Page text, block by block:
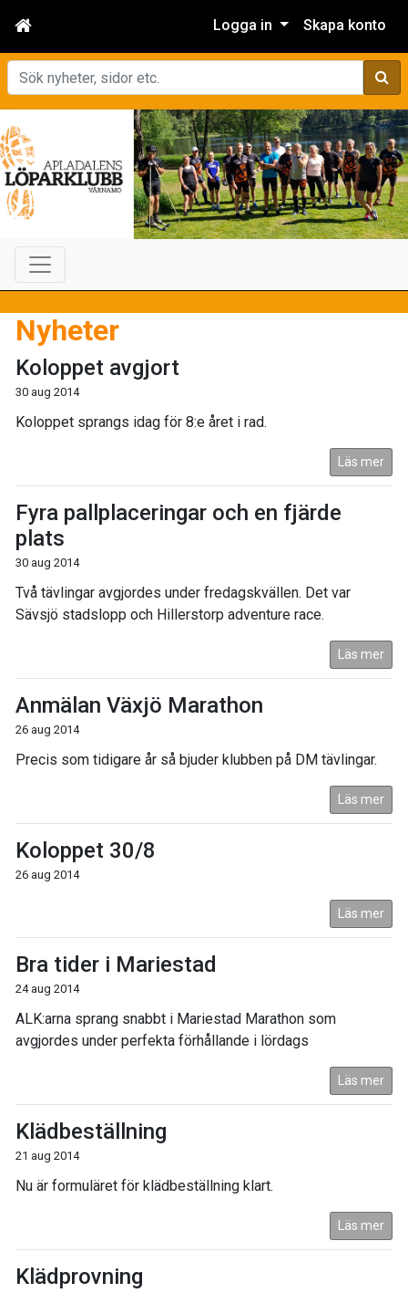
Logga in Skapa konto
Sök
Nyheter
Koloppet avgjort
30 aug 2014
Koloppet sprangs idag för 8:e året i rad.
Läs mer
Fyra pallplaceringar och en fjärde
plats
30 aug 2014
Två tävlingar avgjordes under fredagskvällen. Det var
Sävsjö stadslopp och Hillerstorp adventure race.
Läs mer
Anmälan Växjö Marathon
26 aug 2014
Precis som tidigare år så bjuder klubben på DM tävlingar.
Läs mer
Koloppet 30/8
26 aug 2014
Läs mer
Bra tider i Mariestad
24 aug 2014
ALK:arna sprang snabbt i Mariestad Marathon som
avgjordes under perfekta förhållande i lördags
Läs mer
Klädbeställning
21 aug 2014
Nu är formuläret för klädbeställning klart.
Läs mer
Klädprovning